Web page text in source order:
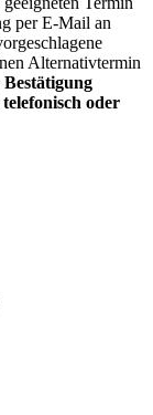
per E-Mail an
Alternativtermin
oder